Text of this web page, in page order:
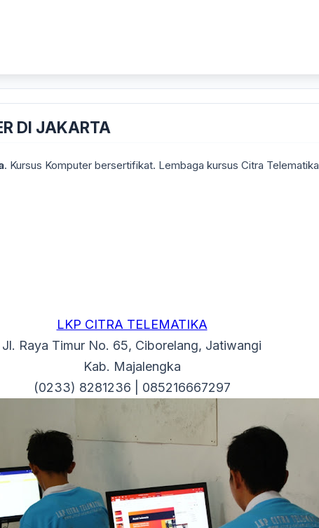
DI JAKARTA
. Kursus Komputer bersertifikat. Lembaga kursus Citra Telematika
LKP CITRA TELEMATIKA
Jl. Raya Timur No. 65, Ciborelang, Jatiwangi
Kab. Majalengka
(0233) 8281236 | 085216667297